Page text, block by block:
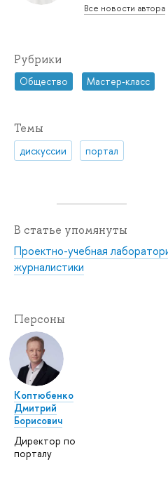
Все новости автора
Рубрики
Общество Мастер-класс
Темы
дискуссии портал
В статье упомянуты
Проектно-учебная
журналистики
Персоны
Коптюбенко
Дмитрий
Борисович
Директор по
порталу